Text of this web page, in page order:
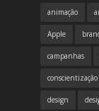
animação
Apple
campanhas
conscientização
design